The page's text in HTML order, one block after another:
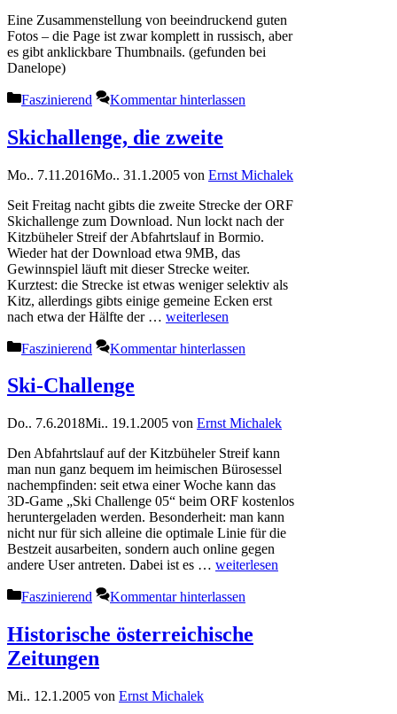
Eine Zusammenstellung von beeindruckend guten
Fotos – die Page ist zwar komplett in russisch, aber
es gibt anklickbare Thumbnails. (gefunden bei
Danelope)
Kategorien
Faszinierend Kommentar hinterlassen
Skichallenge, die zweite
Mo.. 7.11.2016Mo.. 31.1.2005 von Ernst Michalek
Seit Freitag nacht gibts die zweite Strecke der ORF
Skichallenge zum Download. Nun lockt nach der
Kitzbüheler Streif der Abfahrtslauf in Bormio.
Wieder hat der Download etwa 9MB, das
Gewinnspiel läuft mit dieser Strecke weiter.
Kurztest: die Strecke ist etwas weniger selektiv als
Kitz, allerdings gibts einige gemeine Ecken erst
nach etwa der Hälfte der … weiterlesen
Kategorien
Faszinierend Kommentar hinterlassen
Ski-Challenge
Do.. 7.6.2018Mi.. 19.1.2005 von Ernst Michalek
Den Abfahrtslauf auf der Kitzbüheler Streif kann
man nun ganz bequem im heimischen Bürosessel
nachempfinden: seit etwa einer Woche kann das
3D-Game „Ski Challenge 05“ beim ORF kostenlos
heruntergeladen werden. Besonderheit: man kann
nicht nur für sich alleine die optimale Linie für die
Bestzeit ausarbeiten, sondern auch online gegen
andere User antreten. Dabei ist es … weiterlesen
Kategorien
Faszinierend Kommentar hinterlassen
Historische österreichische
Zeitungen
Mi.. 12.1.2005 von Ernst Michalek